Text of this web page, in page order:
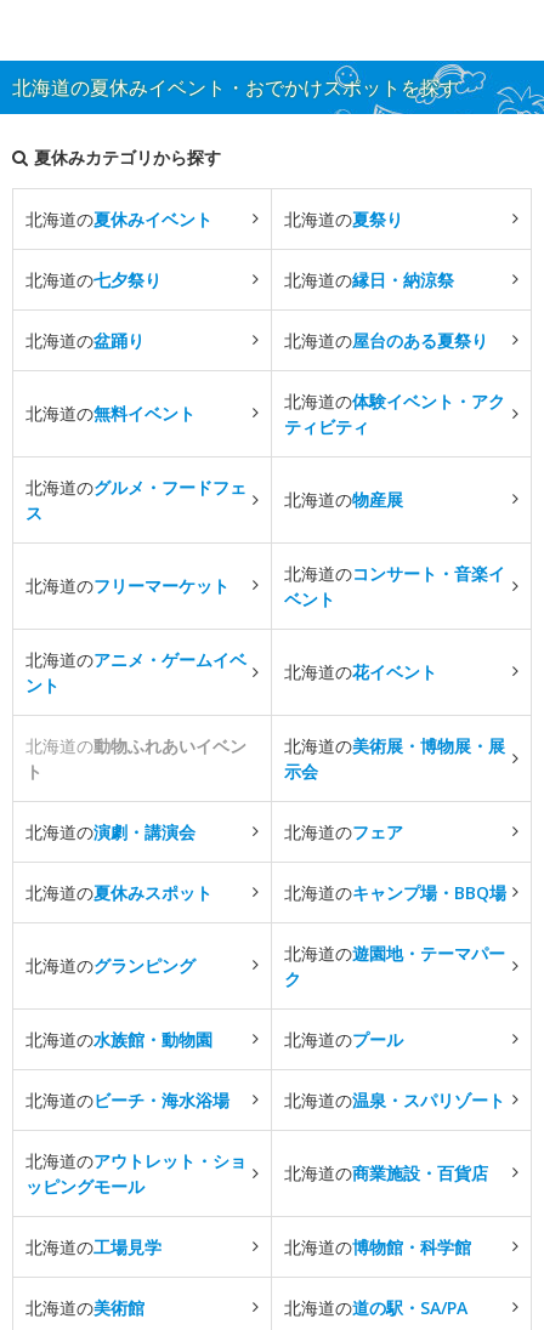
北海道の夏休みイベント・おでかけスポットを探す
夏休みカテゴリから探す
北海道の夏休みイベント 北海道の夏祭り
北海道の七夕祭り 北海道の縁日・納涼祭
北海道の盆踊り 北海道の屋台のある夏祭り
北海道の無料イベント
北海道の体験イベント・アク
ティビティ
北海道のグルメ・フードフェ
ス
北海道の物産展
北海道のフリーマーケット
北海道のコンサート・音楽イ
ベント
北海道のアニメ・ゲームイベ
ント
北海道の花イベント
北海道の動物ふれあいイベン
ト
北海道の美術展・博物展・展
示会
北海道の演劇・講演会 北海道のフェア
北海道の夏休みスポット 北海道のキャンプ場・BBQ場
北海道のグランピング
北海道の遊園地・テーマパー
ク
北海道の水族館・動物園 北海道のプール
北海道のビーチ・海水浴場 北海道の温泉・スパリゾート
北海道のアウトレット・ショ
ッピングモール
北海道の商業施設・百貨店
北海道の工場見学 北海道の博物館・科学館
北海道の美術館 北海道の道の駅・SA/PA